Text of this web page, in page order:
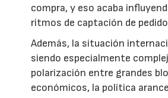
compra, y eso acaba
ritmos de captación de
Además, la situación
siendo especialmente
polarización entre grandes
económicos, la política